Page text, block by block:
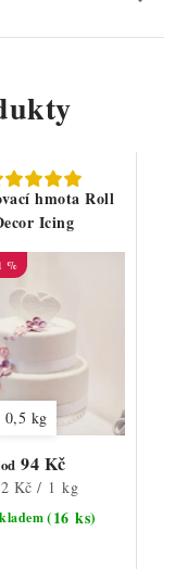
hmota Roll
Icing
%
0,5 kg
(16 ks)
od 94 Kč
Kč / 1 kg